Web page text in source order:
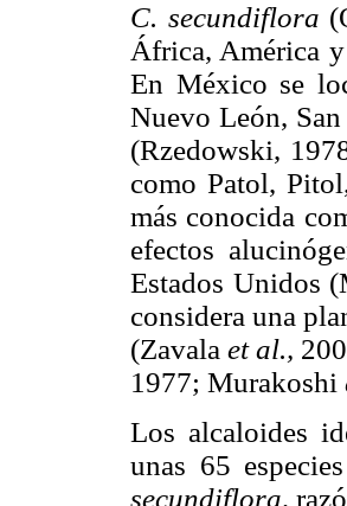
C. secundiflora
África, América
En México se
Nuevo León,
(Rzedowski,
como Patol,
más conocida
efectos
Estados Unidos
considera una
(Zavalaet al.,
1977; Murakoshi
Los alcaloides
unas 65
secundiflora,